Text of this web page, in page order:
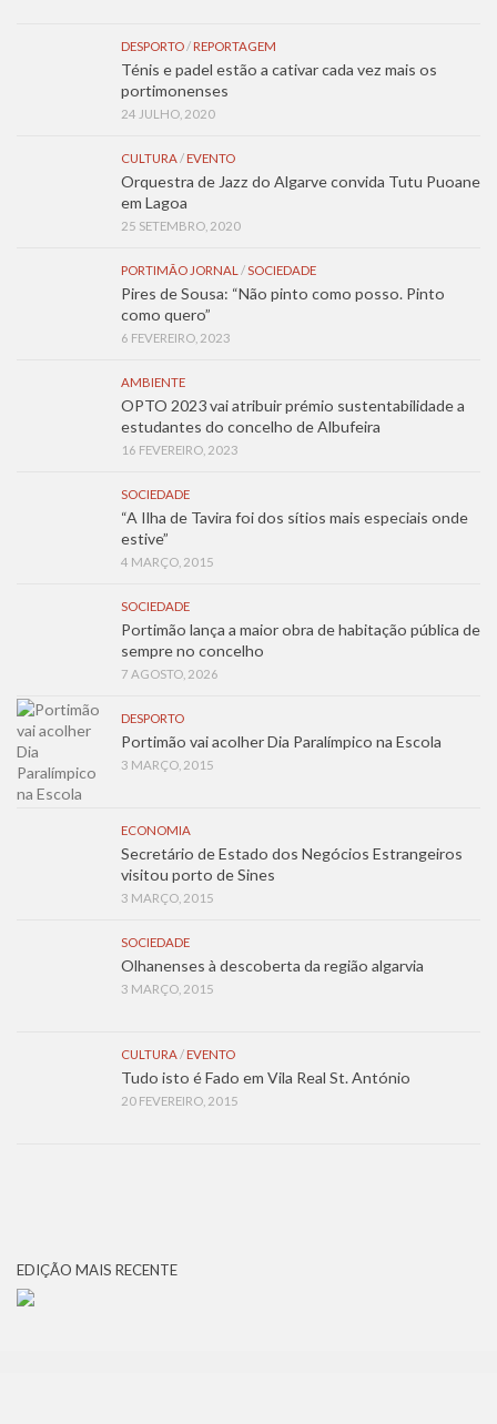
DESPORTO / REPORTAGEM
Ténis e padel estão a cativar cada vez mais os
portimonenses
24 JULHO, 2020
CULTURA / EVENTO
Orquestra de Jazz do Algarve convida Tutu Puoane
em Lagoa
25 SETEMBRO, 2020
PORTIMÃO JORNAL / SOCIEDADE
Pires de Sousa: “Não pinto como posso. Pinto
como quero”
6 FEVEREIRO, 2023
AMBIENTE
OPTO 2023 vai atribuir prémio sustentabilidade a
estudantes do concelho de Albufeira
16 FEVEREIRO, 2023
SOCIEDADE
“A Ilha de Tavira foi dos sítios mais especiais onde
estive”
4 MARÇO, 2015
SOCIEDADE
Portimão lança a maior obra de habitação pública de
sempre no concelho
7 AGOSTO, 2026
DESPORTO
Portimão vai acolher Dia Paralímpico na Escola
3 MARÇO, 2015
ECONOMIA
Secretário de Estado dos Negócios Estrangeiros
visitou porto de Sines
3 MARÇO, 2015
SOCIEDADE
Olhanenses à descoberta da região algarvia
3 MARÇO, 2015
CULTURA / EVENTO
Tudo isto é Fado em Vila Real St. António
20 FEVEREIRO, 2015
EDIÇÃO MAIS RECENTE